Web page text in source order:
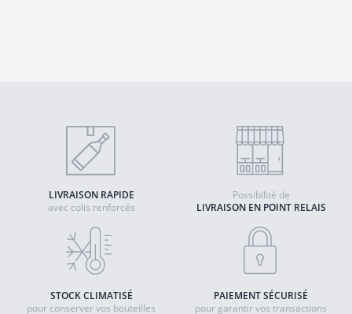
LIVRAISON RAPIDE
avec colis renforcés
LIVRAISON EN POINT RELAIS
Possibilité de
STOCK CLIMATISÉ
pour conserver vos bouteilles
PAIEMENT SÉCURISÉ
pour garantir vos transactions